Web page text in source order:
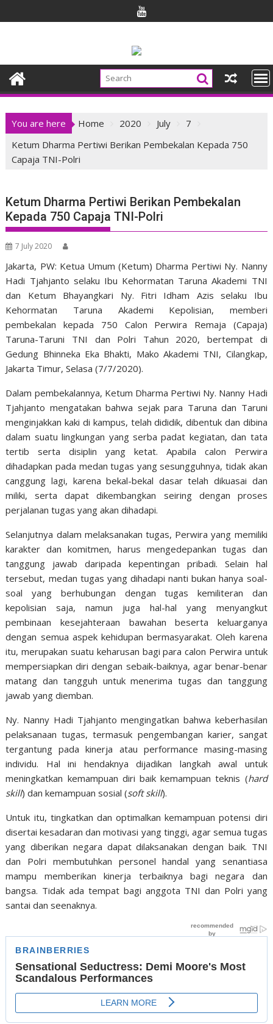
to
You are here Home 2020 July
7
Ketum Dharma Pertiwi Berikan Pembekalan Kepada 750
Capaja TNI-Polri
Ketum Dharma Pertiwi Berikan Pembekalan
Kepada 750 Capaja TNI-Polri
7 July 2020
Jakarta, PW: Ketua Umum (Ketum) Dharma Pertiwi Ny. Nanny
Hadi Tjahjanto selaku Ibu Kehormatan Taruna Akademi TNI
dan Ketum Bhayangkari
Ny. Fitri Idham Azis selaku Ibu
Kehormatan Taruna Akademi Kepolisian, memberi
pembekalan kepada 750 Calon Perwira Remaja (Capaja)
Taruna-Taruni TNI dan Polri Tahun 2020, bertempat di
Gedung Bhinneka Eka Bhakti, Mako Akademi TNI, Cilangkap,
Jakarta Timur, Selasa (7/7/2020).
Dalam pembekalannya, Ketum Dharma Pertiwi Ny. Nanny Hadi
Tjahjanto mengatakan bahwa sejak para Taruna dan Taruni
menginjakkan kaki di kampus, telah dididik, dibentuk dan dibina
dalam suatu lingkungan yang serba padat kegiatan, dan tata
tertib serta disiplin yang ketat. Apabila calon Perwira
dihadapkan pada medan tugas yang sesungguhnya, tidak akan
canggung lagi, karena bekal-bekal dasar telah dikuasai dan
miliki, serta dapat dikembangkan seiring dengan proses
perjalanan tugas yang akan dihadapi.
Selanjutnya dalam melaksanakan tugas, Perwira yang memiliki
karakter dan komitmen, harus mengedepankan tugas dan
tanggung jawab daripada kepentingan pribadi. Selain hal
tersebut, medan tugas yang dihadapi nanti bukan hanya soal-
soal yang berhubungan dengan tugas kemiliteran dan
kepolisian saja, namun juga hal-hal yang menyangkut
pembinaan kesejahteraan bawahan beserta keluarganya
dengan semua aspek kehidupan bermasyarakat. Oleh karena
itu, merupakan suatu keharusan bagi para calon Perwira untuk
mempersiapkan diri dengan sebaik-baiknya, agar benar-benar
matang dan tangguh untuk menerima tugas dan tanggung
jawab yang diemban.
Ny. Nanny Hadi Tjahjanto mengingatkan bahwa keberhasilan
pelaksanaan tugas, termasuk pengembangan karier, sangat
tergantung pada kinerja atau performance masing-masing
individu. Hal ini hendaknya dijadikan langkah awal untuk
meningkatkan kemampuan diri baik kemampuan teknis (hard
skill) dan kemampuan sosial (soft skill).
Untuk itu, tingkatkan dan optimalkan kemampuan potensi diri
disertai kesadaran dan motivasi yang tinggi, agar semua tugas
yang diberikan negara dapat dilaksanakan dengan baik. TNI
dan Polri membutuhkan personel handal yang senantiasa
mampu memberikan kinerja terbaiknya bagi negara dan
bangsa. Tidak ada tempat bagi anggota TNI dan Polri yang
santai dan seenaknya.